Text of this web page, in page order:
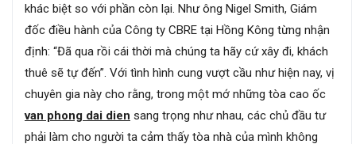
khác biệt so với phần còn lại. Như ông Nigel Smith, Giám
đốc điều hành của Công ty CBRE tại Hồng Kông từng nhận
định: “Đã qua rồi cái thời mà chúng ta hãy cứ xây đi, khách
thuê sẽ tự đến”. Với tình hình cung vượt cầu như hiện nay, vị
chuyên gia này cho rằng, trong một mớ những tòa cao ốc
van phong dai dien sang trọng như nhau, các chủ đầu tư
phải làm cho người ta cảm thấy tòa nhà của mình không